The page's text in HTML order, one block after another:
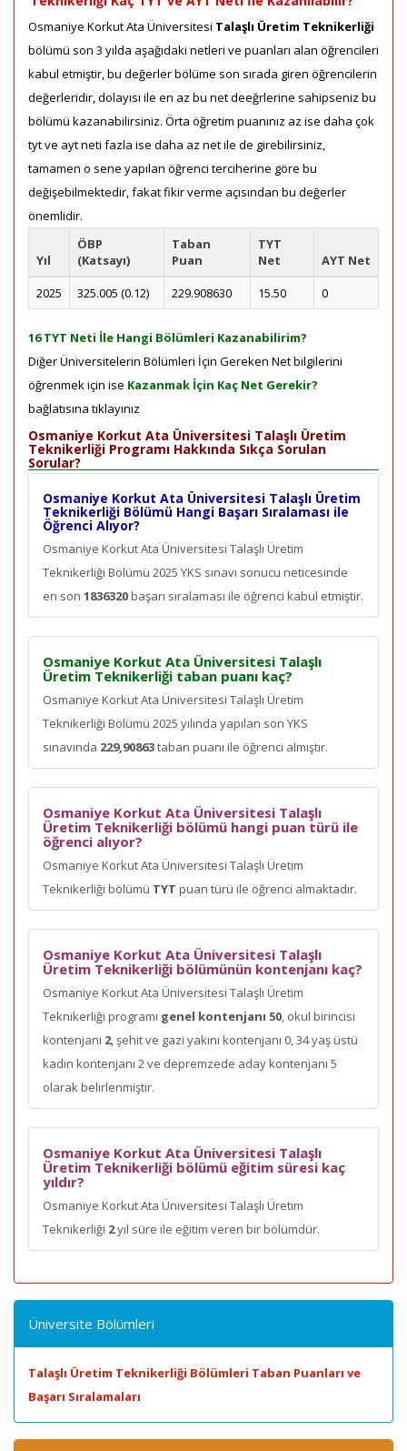
Osmaniye Korkut Ata Üniversitesi Talaşlı Üretim Teknikerliği
bölümü son 3 yılda aşağıdaki netleri ve puanları alan öğrencileri
kabul etmiştir, bu değerler bölüme son sırada giren öğrencilerin
değerleridir, dolayısı ile en az bu net deeğrlerine sahipseniz bu
bölümü kazanabilirsiniz. Örta öğretim puanınız az ise daha çok
tyt ve ayt neti fazla ise daha az net ile de girebilirsiniz,
tamamen o sene yapılan öğrenci terciherine göre bu
değişebilmektedir, fakat fikir verme açısından bu değerler
önemlidir.
Yıl
ÖBP
(Katsayı)
Taban
Puan
TYT
Net
AYT Net
2025
325.005 (0.12) 229.908630 15.50 0
16 TYT Neti İle Hangi Bölümleri Kazanabilirim?
Diğer Üniversitelerin Bölümleri İçin Gereken Net bilgilerini
öğrenmek için ise Kazanmak İçin Kaç Net Gerekir?
bağlatısına tıklayınız
Osmaniye Korkut Ata Üniversitesi Talaşlı Üretim
Teknikerliği Programı Hakkında Sıkça Sorulan
Sorular?
Osmaniye Korkut Ata Üniversitesi Talaşlı Üretim
Teknikerliği Bölümü Hangi Başarı Sıralaması ile
Öğrenci Alıyor?
Osmaniye Korkut Ata Üniversitesi Talaşlı Üretim
Teknikerliği Bölümü 2025 YKS sınavı sonucu neticesinde
en son 1836320başarı sıralaması ile öğrenci kabul etmiştir.
Osmaniye Korkut Ata Üniversitesi Talaşlı
Üretim Teknikerliği taban puanı kaç?
Osmaniye Korkut Ata Üniversitesi Talaşlı Üretim
Teknikerliği Bölümü 2025 yılında yapılan son YKS
sınavında 229,90863taban puanı ile öğrenci almıştır.
Osmaniye Korkut Ata Üniversitesi Talaşlı
Üretim Teknikerliği bölümü hangi puan türü ile
öğrenci alıyor?
Osmaniye Korkut Ata Üniversitesi Talaşlı Üretim
Teknikerliği bölümü TYT puan türü ile öğrenci almaktadır.
Osmaniye Korkut Ata Üniversitesi Talaşlı
Üretim Teknikerliği bölümünün kontenjanı kaç?
Osmaniye Korkut Ata Üniversitesi Talaşlı Üretim
Teknikerliği programı genel kontenjanı 50, okul birincisi
kontenjanı 2, şehit ve gazi yakını kontenjanı 0, 34 yaş üstü
kadın kontenjanı 2 ve depremzede aday kontenjanı 5
olarak belirlenmiştir.
Osmaniye Korkut Ata Üniversitesi Talaşlı
Üretim Teknikerliği bölümü eğitim süresi kaç
yıldır?
Osmaniye Korkut Ata Üniversitesi Talaşlı Üretim
Teknikerliği 2yıl süre ile eğitim veren bir bölümdür.
Üniversite Bölümleri
Talaşlı Üretim Teknikerliği Bölümleri Taban Puanları ve
Başarı Sıralamaları